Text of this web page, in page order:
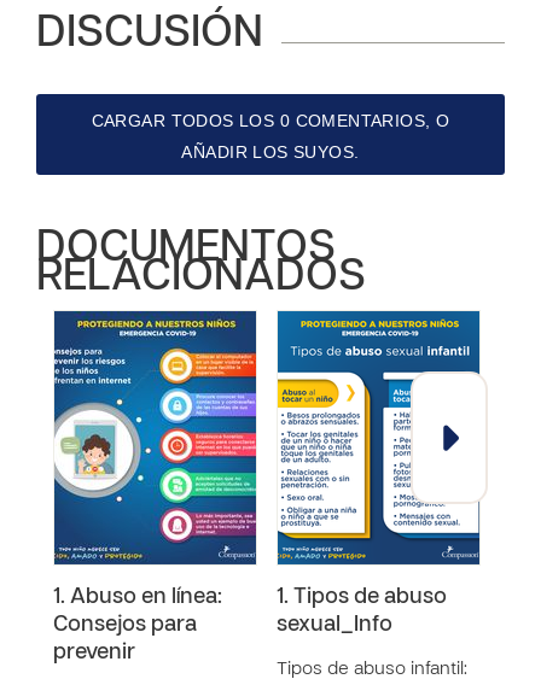
DISCUSIÓN
CARGAR TODOS LOS 0 COMENTARIOS, O
AÑADIR LOS SUYOS.
DOCUMENTOS
RELACIONADOS
1. Abuso en línea:
Consejos para
prevenir
1. Tipos de abuso
sexual_Info
Tipos de abuso infantil: